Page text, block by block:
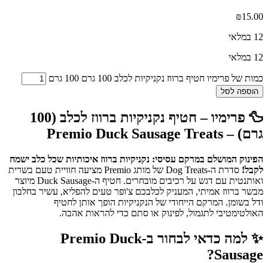
₪15.00
12 במלאי
12 במלאי
כמות של פרימיו חטיף ברווז נקניקיות לכלב 100 גרם 100 גרם
הוספה לסל
🦆 פרימיו – חטיף נקניקיות ברווז לכלב (100
גרם) – Premio Duck Sausage Treats
הפינוק המושלם במרקם עסיסי: נקניקיות ברווז איכותיות שכל כלב ישמח
לקבל!
סדרת ה-Dog Treats של מותג Premio מציעה חוויית טעם בשרית
ואותנטית עם דגש על רכיבים מובחרים. חטיף ה-Duck Sausage מיוצר
מבשר ברווז אמיתי, המעניק לכלבכם צ'ופר טעים להפליא, עשיר בחלבון
ודל בשומן. המרקם הייחודי של הנקניקיות הופך אותן לחטיף
האולטימטיבי לתגמול, לפינוק או סתם כדי להראות אהבה.
✨ למה כדאי לבחור ב-Premio Duck
Sausage?